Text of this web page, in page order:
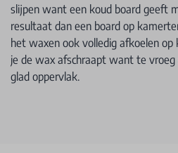
slijpen want een koud board geeft
resultaat dan een board op
het waxen ook volledig afkoelen
je de wax afschraapt want te
glad oppervlak.